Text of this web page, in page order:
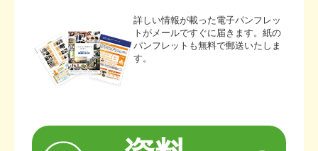
詳しい情報が載った電子パンフレッ
トがメールですぐに届きます。紙の
パンフレットも無料で郵送いたしま
す。